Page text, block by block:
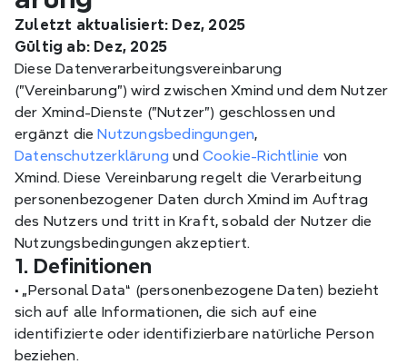
Zuletzt aktualisiert: Dez, 2025
Gültig ab: Dez, 2025
Diese Datenverarbeitungsvereinbarung
("Vereinbarung") wird zwischen Xmind und dem Nutzer
der Xmind-Dienste ("Nutzer") geschlossen und
ergänzt die Nutzungsbedingungen
Datenschutzerklärung und Cookie-Richtlinie von
Xmind. Diese Vereinbarung regelt die Verarbeitung
personenbezogener Daten durch Xmind im Auftrag
des Nutzers und tritt in Kraft, sobald der Nutzer die
Nutzungsbedingungen akzeptiert.
1. Definitionen
• „Personal Data“ (personenbezogene Daten) bezieht
sich auf alle Informationen, die sich auf eine
identifizierte oder identifizierbare natürliche Person
beziehen.